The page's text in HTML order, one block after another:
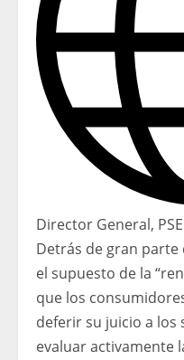
Director General,
Detrás de gran parte
el supuesto de la
que los
deferir su juicio a los
evaluar activamente